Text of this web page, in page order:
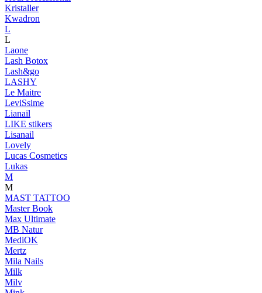
Kristaller
Kwadron
L
L
Laone
Lash Botox
Lash&go
LASHY
Le Maitre
LeviSsime
Lianail
LIKE stikers
Lisanail
Lovely
Lucas Cosmetics
Lukas
M
M
MAST TATTOO
Master Book
Max Ultimate
MB Natur
MediOK
Mertz
Mila Nails
Milk
Milv